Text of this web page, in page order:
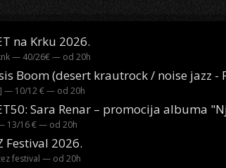
na Krku 2026.
— 40/26€ — od 20h
— 10/12 € — od 20h
13/16 € — od 20h
Festival 2026.
festival — od 20h